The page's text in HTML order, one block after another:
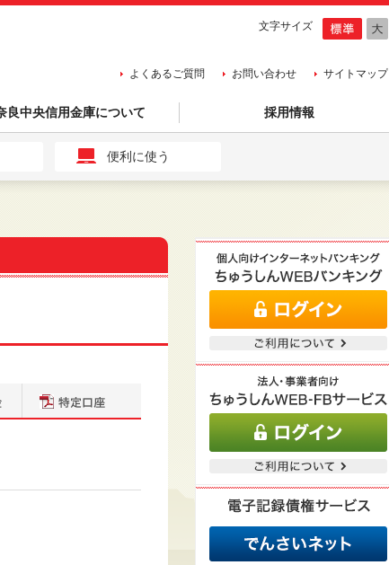
文字サイズ
よくあるご質問 お問い合わせ サイトマップ
良中央信用金庫について 採用情報
便利に使う